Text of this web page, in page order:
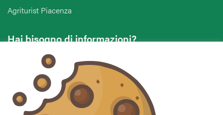
Agriturist Piacenza
Hai bisogno di informazioni?
Vuoi contattarci per ricevere assistenza, lasciare un
commento o chiedere informazioni?
CONTATTACI